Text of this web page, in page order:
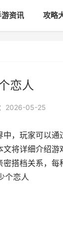
资讯 攻略
恋人
2026-05-25
，玩家可以
文将详细介绍
密搭档关系，
个恋人